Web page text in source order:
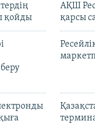
қойды
АҚШ
қарсы